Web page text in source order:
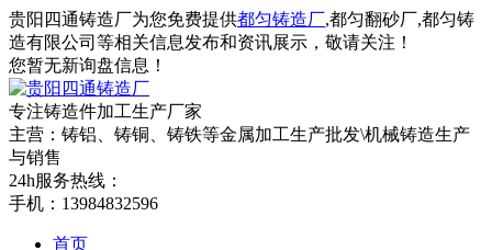
贵阳四通铸造厂为您免费提供都匀铸造厂,都匀翻砂厂,都匀铸
造有限公司等相关信息发布和资讯展示，敬请关注！
您暂无新询盘信息！
专注铸造件加工生产厂家
主营：铸铝、铸铜、铸铁等金属加工生产批发\机械铸造生产
与销售
24h服务热线：
手机：13984832596
首页